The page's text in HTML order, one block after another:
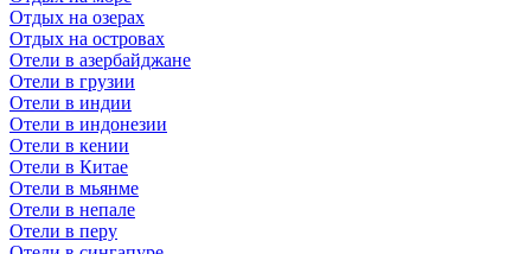
Отдых на озерах
Отдых на островах
Отели в азербайджане
Отели в грузии
Отели в индии
Отели в индонезии
Отели в кении
Отели в Китае
Отели в мьянме
Отели в непале
Отели в перу